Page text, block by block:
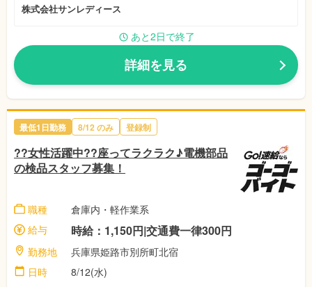
株式会社サンレディース
あと2日で終了
詳細を見る
最低1日勤務 8/12 のみ 登録制
??女性活躍中??座ってラクラク♪電機部品
の検品スタッフ募集！
職種
倉庫内・軽作業系
給与
時給：1,150円|交通費一律300円
勤務地
兵庫県姫路市別所町北宿
日時
8/12(水)